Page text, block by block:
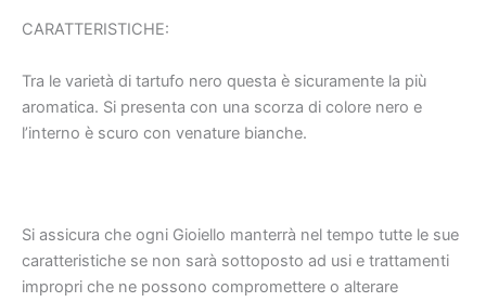
CARATTERISTICHE:
Tra le varietà di tartufo nero questa è sicuramente la più
aromatica. Si presenta con una scorza di colore nero e
l’interno è scuro con venature bianche.
Si assicura che ogni Gioiello manterrà nel tempo tutte le sue
caratteristiche se non sarà sottoposto ad usi e trattamenti
impropri che ne possono compromettere o alterare